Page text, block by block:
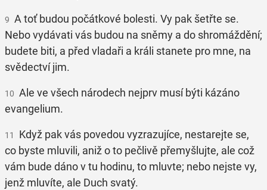
9 A toť budou počátkové bolesti. Vy pak šetřte se.
Nebo vydávati vás budou na sněmy a do shromáždění;
budete biti, a před vladaři a králi stanete pro mne, na
svědectví jim.
10 Ale ve všech národech nejprv musí býti kázáno
evangelium.
11
Když pak vás povedou vyzrazujíce, nestarejte se,
co byste mluvili, aniž o to pečlivě přemyšlujte, ale což
vám bude dáno v tu hodinu, to mluvte; nebo nejste vy,
jenž mluvíte, ale Duch svatý.